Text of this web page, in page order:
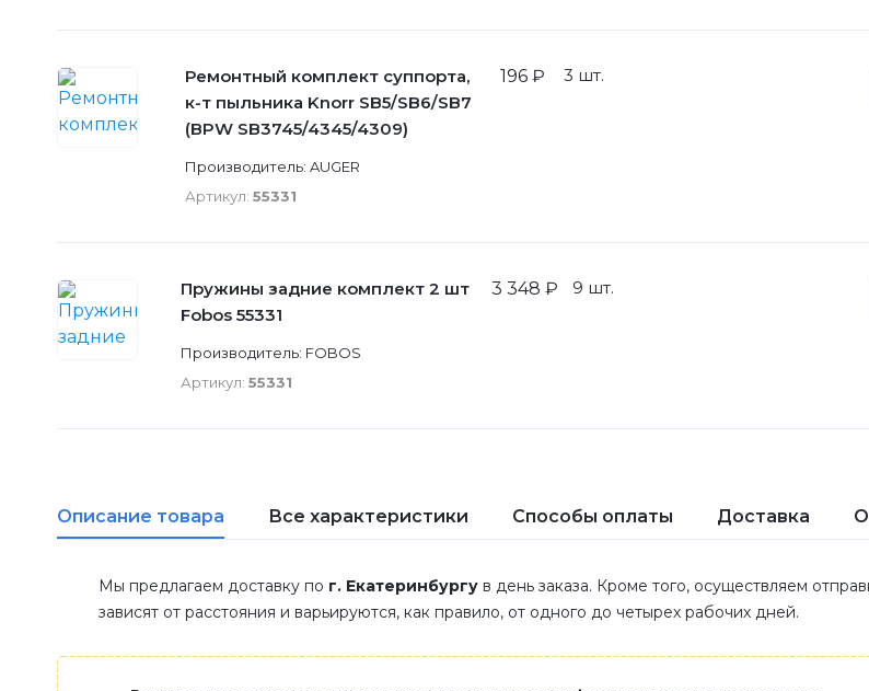
Ремонтный комплект суппорта,
к-т пыльника Knorr SB5/SB6/SB7
(BPW SB3745/4345/4309)
Производитель: AUGER
Артикул: 55331
196 ₽ 3 шт.
Пружины задние комплект 2 шт
Fobos 55331
Производитель: FOBOS
Артикул: 55331
3 348 ₽ 9 шт.
Описание товара Все характеристики Способы оплаты Доставка
Мы предлагаем доставку по г. Екатеринбургу в день заказа. Кроме того, осуществляем
зависят от расстояния и варьируются, как правило, от одного до четырех рабочих дней.